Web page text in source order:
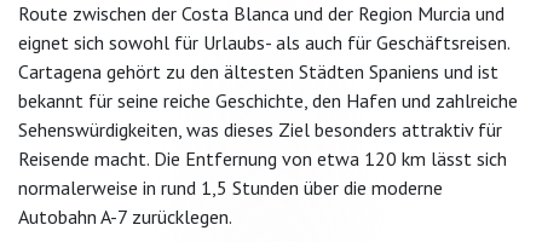
Route zwischen der Costa Blanca und der Region Murcia und
eignet sich sowohl für Urlaubs- als auch für Geschäftsreisen.
Cartagena gehört zu den ältesten Städten Spaniens und ist
bekannt für seine reiche Geschichte, den Hafen und zahlreiche
Sehenswürdigkeiten, was dieses Ziel besonders attraktiv für
Reisende macht. Die Entfernung von etwa 120 km lässt sich
normalerweise in rund 1,5 Stunden über die moderne
Autobahn A-7 zurücklegen.